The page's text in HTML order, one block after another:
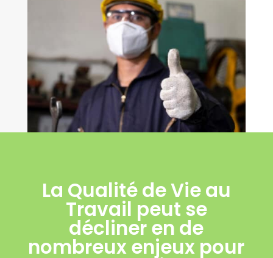
La Qualité de Vie au
Travail peut se
décliner en de
nombreux enjeux pour